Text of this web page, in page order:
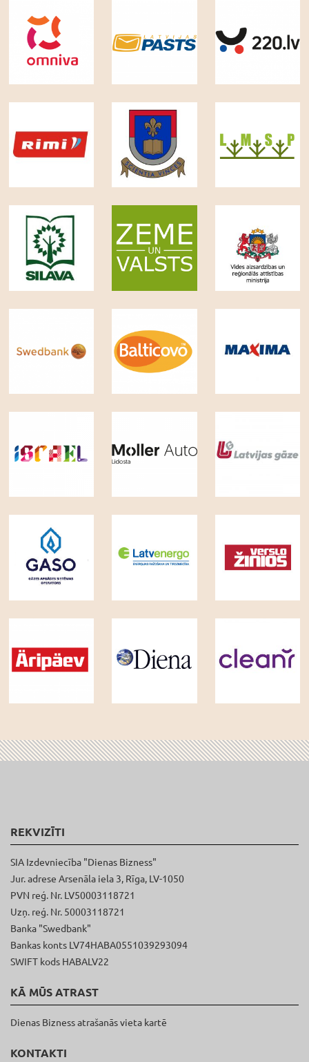
REKVIZĪTI
SIA Izdevniecība "Dienas Bizness"
Jur. adrese Arsenāla iela 3, Rīga, LV-1050
PVN reģ. Nr. LV50003118721
Uzņ. reģ. Nr. 50003118721
Banka "Swedbank"
Bankas konts LV74HABA0551039293094
SWIFT kods HABALV22
KĀ MŪS ATRAST
Dienas Bizness atrašanās vieta kartē
KONTAKTI